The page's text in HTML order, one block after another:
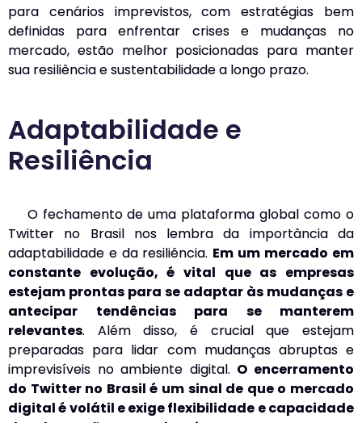
para cenários imprevistos, com estratégias bem
definidas para enfrentar crises e mudanças no
mercado, estão melhor posicionadas para manter
sua resiliência e sustentabilidade a longo prazo.
Adaptabilidade e
Resiliência
O fechamento de uma plataforma global como o
Twitter no Brasil nos lembra da importância da
adaptabilidade e da resiliência. Em um mercado em
constante evolução, é vital que as empresas
estejam prontas para se adaptar às mudanças e
antecipar tendências para se manterem
relevantes. Além disso, é crucial que estejam
preparadas para lidar com mudanças abruptas e
imprevisíveis no ambiente digital. O encerramento
do Twitter no Brasil é um sinal de que o mercado
digital é volátil e exige flexibilidade e capacidade